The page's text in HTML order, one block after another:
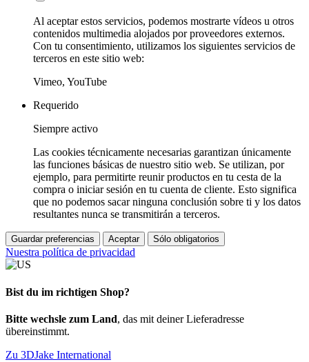
Al aceptar estos servicios, podemos mostrarte vídeos u otros
contenidos multimedia alojados por proveedores externos.
Con tu consentimiento, utilizamos los siguientes servicios de
terceros en este sitio web:
Vimeo, YouTube
Requerido
Siempre activo
Las cookies técnicamente necesarias garantizan únicamente
las funciones básicas de nuestro sitio web. Se utilizan, por
ejemplo, para permitirte reunir productos en tu cesta de la
compra o iniciar sesión en tu cuenta de cliente. Esto significa
que no podemos sacar ninguna conclusión sobre ti y los datos
resultantes nunca se transmitirán a terceros.
Guardar preferencias Aceptar Sólo obligatorios
Nuestra política de privacidad
Bist du im richtigen Shop?
Bitte wechsle zum Land, das mit deiner Lieferadresse
übereinstimmt.
Zu 3DJake International